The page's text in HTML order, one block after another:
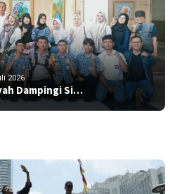
2026
Dampingi Si…